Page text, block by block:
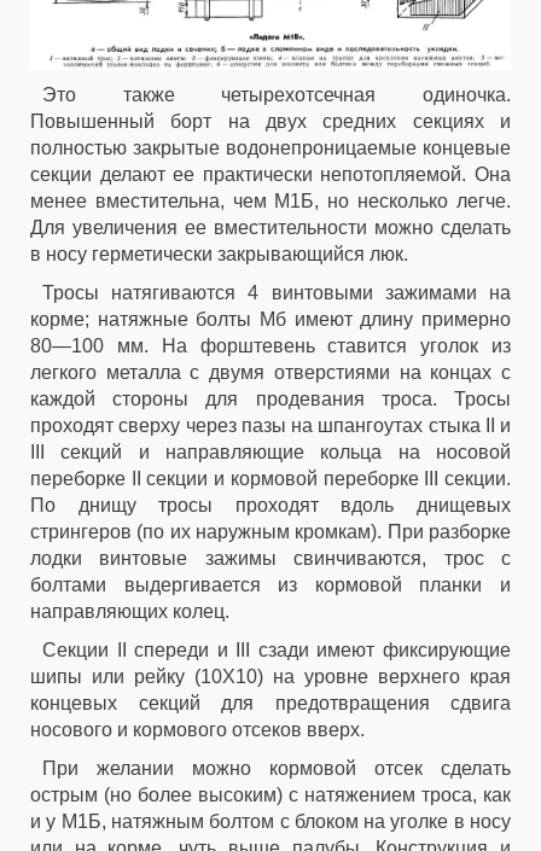
Это также четырехотсечная одиночка.
Повышенный борт на двух средних секциях и
полностью закрытые водонепроницаемые концевые
секции делают ее практически непотопляемой. Она
менее вместительна, чем М1Б, но несколько легче.
Для увеличения ее вместительности можно сделать
в носу герметически закрывающийся люк.
Тросы натягиваются 4 винтовыми зажимами на
корме; натяжные болты Мб имеют длину примерно
80—100 мм. На форштевень ставится уголок из
легкого металла с двумя отверстиями на концах с
каждой стороны для продевания троса. Тросы
проходят сверху через пазы на шпангоутах стыка II и
III секций и направляющие кольца на носовой
переборке II секции и кормовой переборке III секции.
По днищу тросы проходят вдоль днищевых
стрингеров (по их наружным кромкам). При разборке
лодки винтовые зажимы свинчиваются, трос с
болтами выдергивается из кормовой планки и
направляющих колец.
Секции II спереди и III сзади имеют фиксирующие
шипы или рейку (10X10) на уровне верхнего края
концевых секций для предотвращения сдвига
носового и кормового отсеков вверх.
При желании можно кормовой отсек сделать
острым (но более высоким) с натяжением троса, как
и у М1Б, натяжным болтом с блоком на уголке в носу